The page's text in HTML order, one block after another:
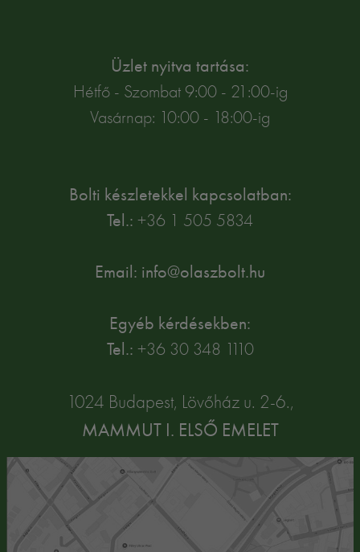
Üzlet nyitva tartása:
Hétfő - Szombat 9:00 - 21:00-ig
Vasárnap: 10:00 - 18:00-ig
Bolti készletekkel kapcsolatban:
Tel.: +36 1 505 5834
Email: info@olaszbolt.hu
Egyéb kérdésekben:
Tel.: +36 30 348 1110
1024 Budapest, Lövőház u. 2-6.,
MAMMUT I. ELSŐ EMELET